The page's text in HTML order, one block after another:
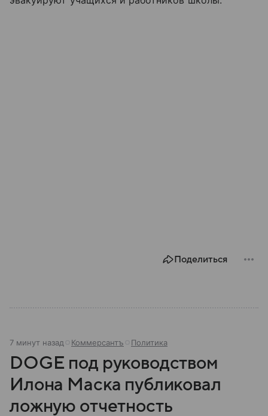
Поделиться
7 минут назад Коммерсантъ Политика
DOGE под руководством
Илона Маска публиковал
ложную отчетность